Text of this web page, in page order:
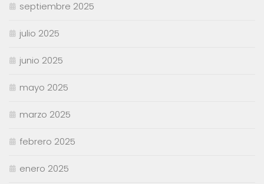
septiembre 2025
julio 2025
junio 2025
mayo 2025
marzo 2025
febrero 2025
enero 2025